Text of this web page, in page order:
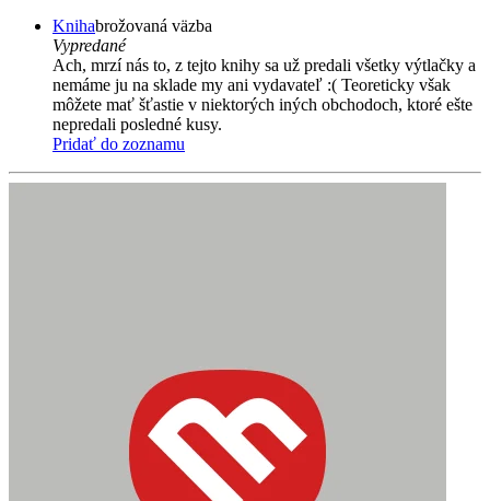
Knihabrožovaná väzba
Vypredané
Ach, mrzí nás to, z tejto knihy sa už predali všetky výtlačky a
nemáme ju na sklade my ani vydavateľ :( Teoreticky však
môžete mať šťastie v niektorých iných obchodoch, ktoré ešte
nepredali posledné kusy.
Pridať do zoznamu